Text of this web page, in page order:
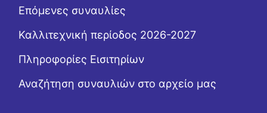
Επόμενες συναυλίες
Καλλιτεχνική περίοδος 2026-2027
Πληροφορίες Εισιτηρίων
Αναζήτηση συναυλιών στο αρχείο μας